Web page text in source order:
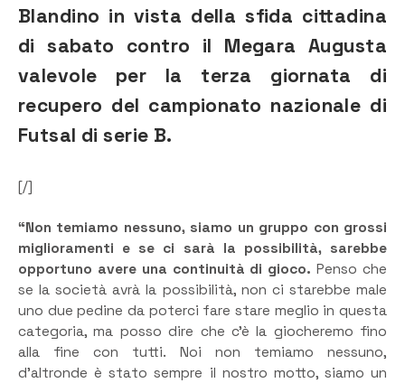
Blandino in vista della sfida cittadina
di sabato contro il Megara Augusta
valevole per la terza giornata di
recupero del campionato nazionale di
Futsal di serie B.
[/]
“Non temiamo nessuno, siamo un gruppo con grossi
miglioramenti e se ci sarà la possibilità, sarebbe
opportuno avere una continuità di gioco. Penso che
se la società avrà la possibilità, non ci starebbe male
uno due pedine da poterci fare stare meglio in questa
categoria, ma posso dire che c’è la giocheremo fino
alla fine con tutti. Noi non temiamo nessuno,
d’altronde è stato sempre il nostro motto, siamo un